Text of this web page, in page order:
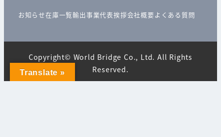
お知らせ在庫一覧輸出事業代表挨拶会社概要よくある質問
Copyright© World Bridge Co., Ltd. All Rights
Reserved.
Translate »